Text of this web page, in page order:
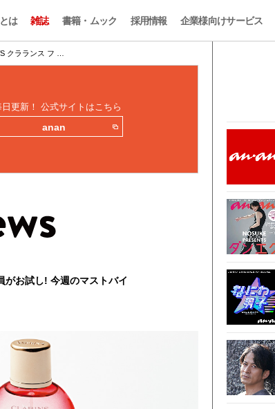
は 雑誌 書籍・ムック 採用情報 企業様向けサービス
クラランス フ …
日更新！ 公式サイトはこちら
anan
がお試し! 今週のマストバイ